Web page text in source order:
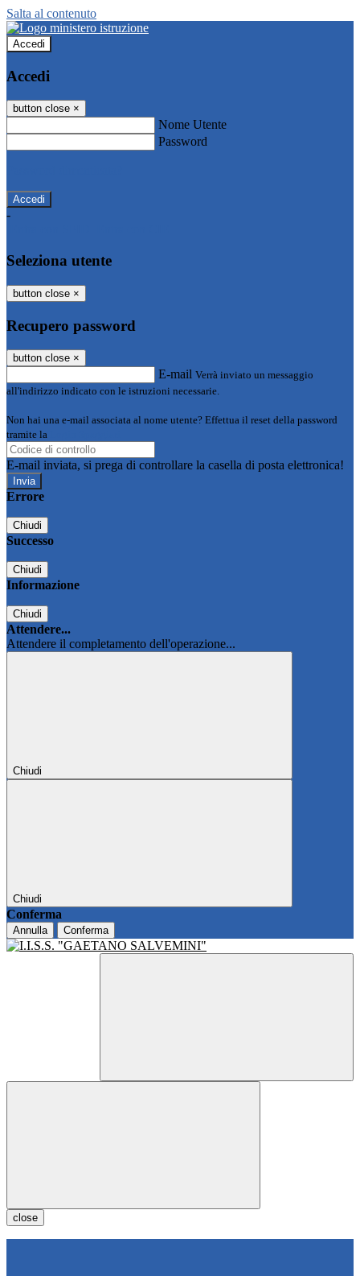
Salta al contenuto
Accedi
Accedi
button close ×
Nome Utente
Password
-
Seleziona utente
button close ×
Recupero password
button close ×
E-mail Verrà inviato un messaggio
all'indirizzo indicato con le istruzioni necessarie.
Non hai una e-mail associata al nome utente? Effettua il reset della password
tramite la
E-mail inviata, si prega di controllare la casella di posta elettronica!
Errore
Chiudi
Successo
Chiudi
Informazione
Chiudi
Attendere...
Attendere il completamento dell'operazione...
Chiudi
Chiudi
Conferma
Annulla Conferma
close